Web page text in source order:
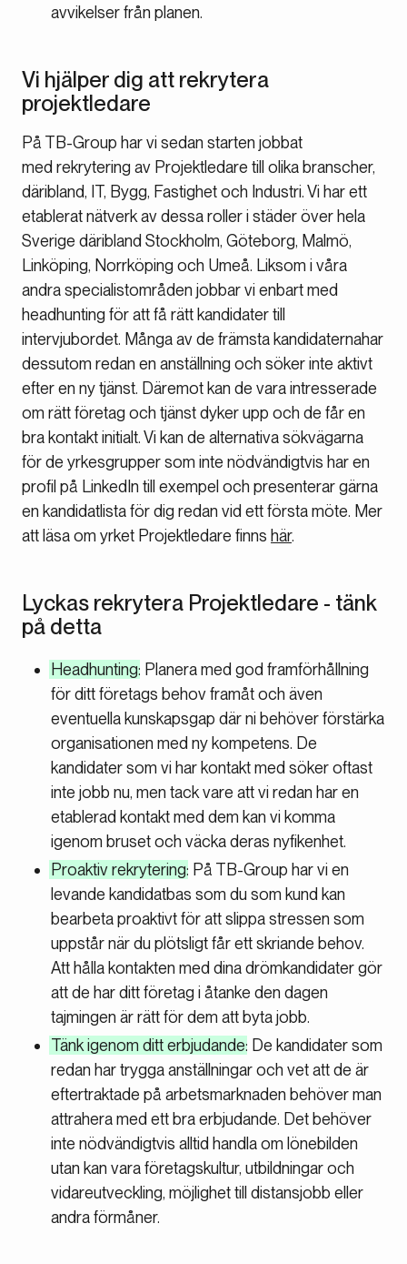
avvikelser från planen.
Vi hjälper dig att rekrytera
projektledare
På TB-Group har vi sedan starten jobbat
med rekrytering av Projektledare till olika branscher,
däribland, IT, Bygg, Fastighet och Industri. Vi har ett
etablerat nätverk av dessa roller i städer över hela
Sverige däribland Stockholm, Göteborg, Malmö,
Linköping, Norrköping och Umeå. Liksom i våra
andra specialistområden jobbar vi enbart med
headhunting för att få rätt kandidater till
intervjubordet. Många av de främsta kandidaternahar
dessutom redan en anställning och söker inte aktivt
efter en ny tjänst. Däremot kan de vara intresserade
om rätt företag och tjänst dyker upp och de får en
bra kontakt initialt. Vi kan de alternativa sökvägarna
för de yrkesgrupper som inte nödvändigtvis har en
profil på LinkedIn till exempel och presenterar gärna
en kandidatlista för dig redan vid ett första möte. Mer
att läsa om yrket Projektledare finns här.
Lyckas rekrytera Projektledare - tänk
på detta
Headhunting: Planera med god framförhållning
för ditt företags behov framåt och även
eventuella kunskapsgap där ni behöver förstärka
organisationen med ny kompetens. De
kandidater som vi har kontakt med söker oftast
inte jobb nu, men tack vare att vi redan har en
etablerad kontakt med dem kan vi komma
igenom bruset och väcka deras nyfikenhet.
Proaktiv rekrytering: På TB-Group har vi en
levande kandidatbas som du som kund kan
bearbeta proaktivt för att slippa stressen som
uppstår när du plötsligt får ett skriande behov.
Att hålla kontakten med dina drömkandidater gör
att de har ditt företag i åtanke den dagen
tajmingen är rätt för dem att byta jobb.
Tänk igenom ditt erbjudande: De kandidater som
redan har trygga anställningar och vet att de är
eftertraktade på arbetsmarknaden behöver man
attrahera med ett bra erbjudande. Det behöver
inte nödvändigtvis alltid handla om lönebilden
utan kan vara företagskultur, utbildningar och
vidareutveckling, möjlighet till distansjobb eller
andra förmåner.